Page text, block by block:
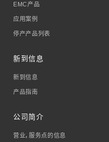
EMC产品
应用案例
停产产品列表
新到信息
新到信息
产品指南
公司简介
营业，服务点的信息